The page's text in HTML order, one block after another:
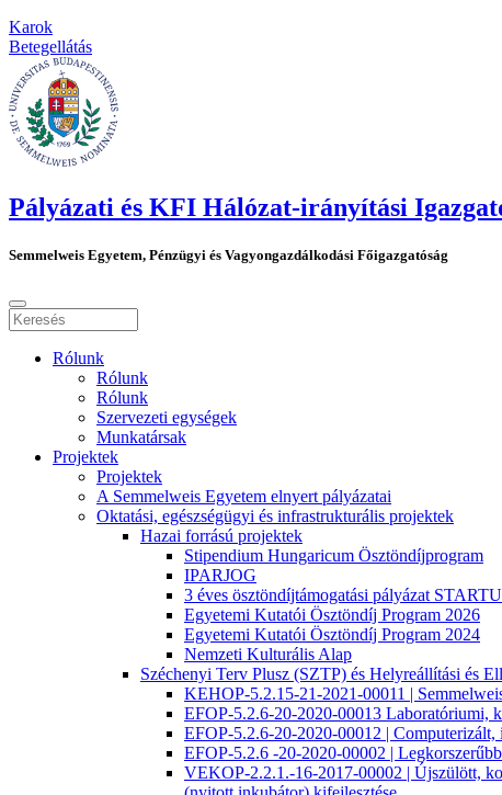
Karok
Betegellátás
Pályázati és KFI Hálózat-irányítási
Semmelweis Egyetem, Pénzügyi és Vagyongazdálkodási Főigazgatóság
Rólunk
Rólunk
Rólunk
Szervezeti egységek
Munkatársak
Projektek
Projektek
A Semmelweis Egyetem elnyert pályázatai
Oktatási, egészségügyi és infrastrukturális projektek
Hazai forrású projektek
Stipendium Hungaricum Ösztöndíjprogram
IPARJOG
3 éves ösztöndíjtámogatási pályázat
Egyetemi Kutatói Ösztöndíj Program 2026
Egyetemi Kutatói Ösztöndíj Program 2024
Nemzeti Kulturális Alap
Széchenyi Terv Plusz (SZTP) és Helyreállítási és
KEHOP-5.2.15-21-2021-00011 |
EFOP-5.2.6-20-2020-00013 Laboratóriumi,
EFOP-5.2.6-20-2020-00012 | Computerizált,
EFOP-5.2.6 -20-2020-00002 |
VEKOP-2.2.1.-16-2017-00002 | Újszülött,